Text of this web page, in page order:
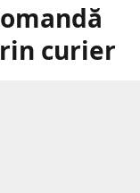
curier